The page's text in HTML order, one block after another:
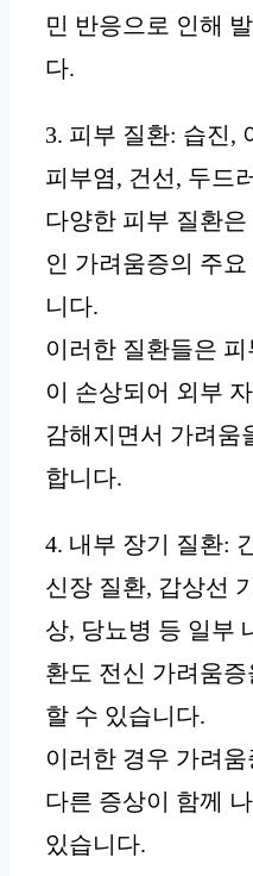
민 반응으로 인해
다.
3. 피부 질환: 습진,
피부염, 건선, 두드
다양한 피부 질환은
인 가려움증의 주요
니다.
이러한 질환들은 피
이 손상되어 외부
감해지면서 가려움
합니다.
4. 내부 장기 질환:
신장 질환, 갑상선
상, 당뇨병 등 일부
환도 전신 가려움
할 수 있습니다.
이러한 경우 가려움
다른 증상이 함께
있습니다.